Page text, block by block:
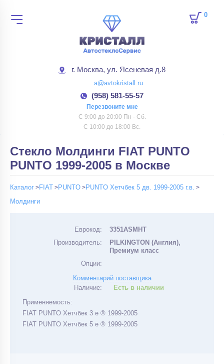
г. Москва, ул. Ясеневая д.8
a@avtokristall.ru
(958) 581-55-57
Перезвоните мне
С 9:00 до 20:00 Пн - Сб.
С 10:00 до 18:00 Вс.
0
Стекло Молдинги FIAT PUNTO
PUNTO 1999-2005 в Москве
Каталог FIAT PUNTO
PUNTO Хетчбек 5 дв. 1999-2005 г.в.
Молдинги
Еврокод:
3351ASMHT
Производитель:
PILKINGTON (Англия),
Премиум класс
Опции:
Комментарий поставщика
Наличие:
Есть в наличии
Применяемость:
FIAT PUNTO Хетчбек 3 е ® 1999-2005
FIAT PUNTO Хетчбек 5 е ® 1999-2005